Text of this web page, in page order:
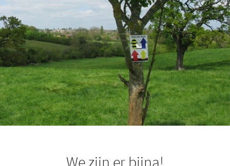
We zijn er bijna!